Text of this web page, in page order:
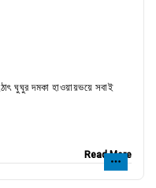
ঘুঘুর দমকা হাওয়ায়ভয়ে সবাই
Read More